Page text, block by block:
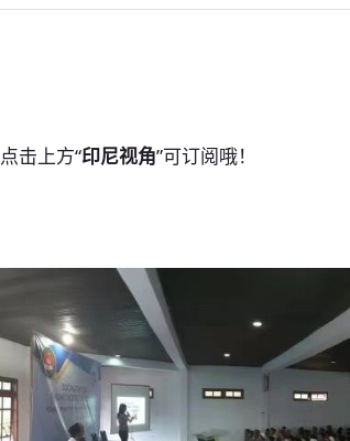
点击上方“印尼视角”可订阅哦！